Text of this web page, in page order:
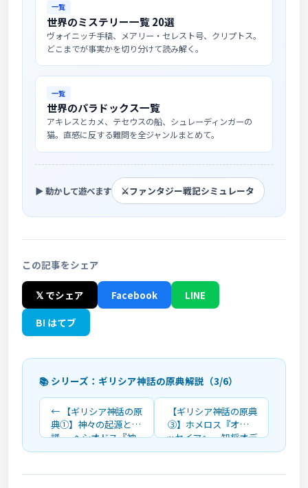
一覧
世界のミステリー一覧 20選
ヴォイニッチ手稿、メアリー・セレスト号、クリプトス。
どこまでが事実かを切り分けて読み解く。
一覧
世界のパラドックス一覧
アキレスとカメ、テセウスの船、シュレーディンガーの
猫。直感に反する難問を全ジャンルまとめて。
▶ 動かして遊べます ⚔️ファンタジー戦記シミュレータ
この記事をシェア
𝕏 でシェア Facebook
LINE
B! はてブ
📚 シリーズ：ギリシア神話の原典解説（3/6）
← 【ギリシア神話の原
典①】神々の起源と系
譜 ― ヘシオドス『神
統記』『仕事と日』を
【ギリシア神話の原典
③】ホメロス『オデュ
ッセイア』― 知将オデ
ュッセウスの帰郷の冒